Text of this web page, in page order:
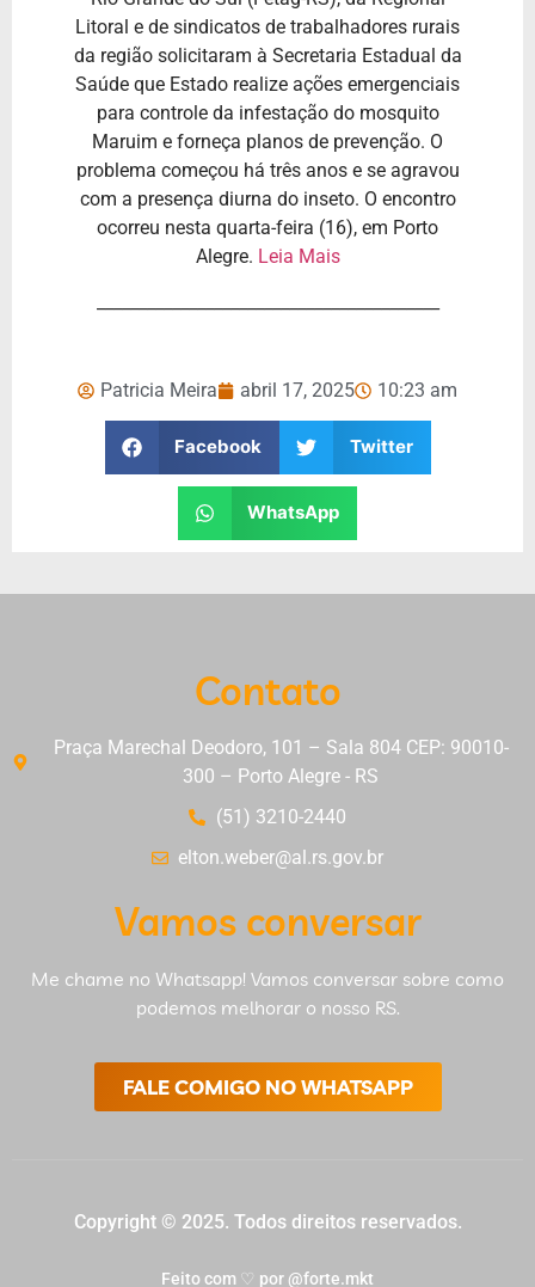
Litoral e de sindicatos de trabalhadores rurais
da região solicitaram à Secretaria Estadual da
Saúde que Estado realize ações emergenciais
para controle da infestação do mosquito
Maruim e forneça planos de prevenção. O
problema começou há três anos e se agravou
com a presença diurna do inseto. O encontro
ocorreu nesta quarta-feira (16), em Porto
Alegre. Leia Mais
Patricia Meira abril 17, 2025 10:23 am
Facebook Twitter
WhatsApp
Contato
Praça Marechal Deodoro, 101 – Sala 804 CEP: 90010-
300 – Porto Alegre - RS
(51) 3210-2440
elton.weber@al.rs.gov.br
Vamos conversar
Me chame no Whatsapp! Vamos conversar sobre como
podemos melhorar o nosso RS.
FALE COMIGO NO WHATSAPP
Feito com ♡ por @forte.mkt
Copyright © 2025. Todos direitos reservados.